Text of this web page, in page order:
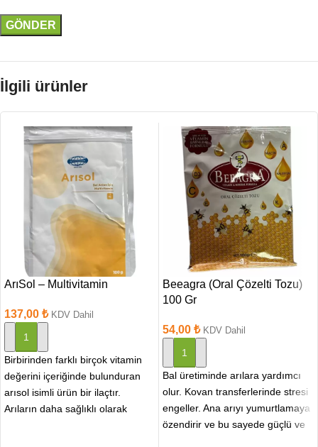
İlgili ürünler
ArıSol – Multivitamin
137,00 ₺ KDV Dahil
SEPETE EKLE
Birbirinden farklı birçok vitamin
değerini içeriğinde bulunduran
arısol isimli ürün bir ilaçtır.
Arıların daha sağlıklı olarak
Beeagra (Oral Çözelti Tozu)
100 Gr
54,00 ₺ KDV Dahil
SEPETE EKLE
Bal üretiminde arılara yardımcı
olur. Kovan transferlerinde stresi
engeller. Ana arıyı yumurtlamaya
özendirir ve bu sayede güçlü ve